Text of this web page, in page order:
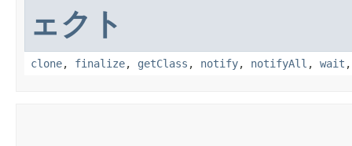
ェクト
clone, finalize, getClass , notify, notifyAll , wait